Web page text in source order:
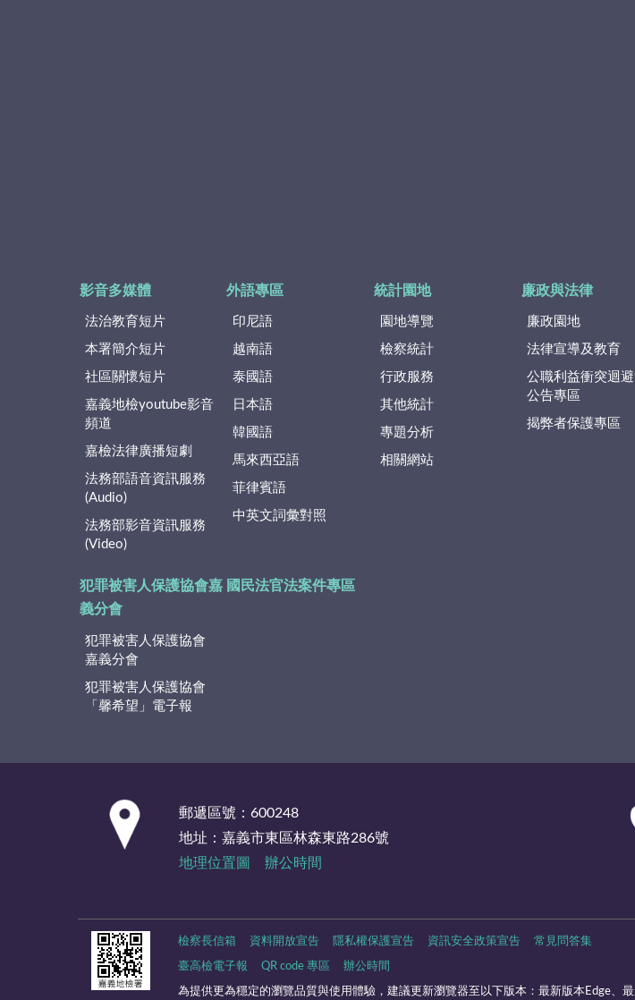
影音多媒體
法治教育短片
本署簡介短片
社區關懷短片
嘉義地檢youtube影音
頻道
嘉檢法律廣播短劇
法務部語音資訊服務
(Audio)
法務部影音資訊服務
(Video)
外語專區
印尼語
越南語
泰國語
日本語
韓國語
馬來西亞語
菲律賓語
中英文詞彙對照
統計園地
園地導覽
檢察統計
行政服務
其他統計
專題分析
相關網站
廉政與法律
廉政園地
法律宣導及教育
公職利益衝突迴
公告專區
揭弊者保護專區
犯罪被害人保護協會嘉
義分會
犯罪被害人保護協會
嘉義分會
犯罪被害人保護協會
「馨希望」電子報
國民法官法案件專區
郵遞區號：600248
地址：嘉義市東區林森東路286號
地理位置圖
辦公時間
檢察長信箱 資料開放宣告 隱私權保護宣告 資訊安全政策宣告 常見問答集
臺高檢電子報 QR code 專區 辦公時間
為提供更為穩定的瀏覽品質與使用體驗，建議更新瀏覽器至以下版本：最新版本Edge、